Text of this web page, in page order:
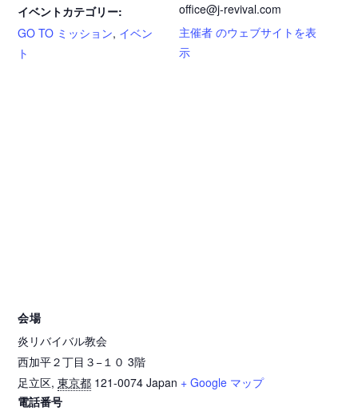
イベントカテゴリー:
GO TO ミッション, イベン
ト
office@j-revival.com
主催者 のウェブサイトを表
示
会場
炎リバイバル教会
西加平２丁目３−１０ 3階
足立区, 東京都 121-0074 Japan + Google マップ
電話番号